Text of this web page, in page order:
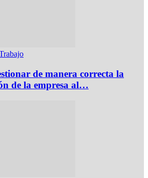
de manera correcta la
de la empresa al…